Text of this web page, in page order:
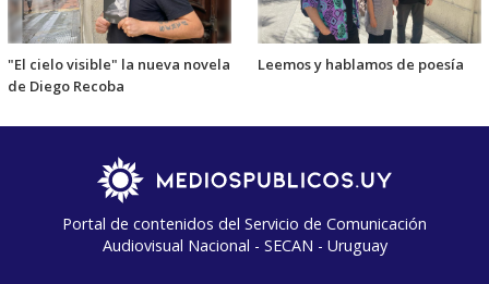
"El cielo visible" la nueva novela
de Diego Recoba
Leemos y hablamos de poesía
Portal de contenidos del Servicio de Comunicación
Audiovisual Nacional - SECAN - Uruguay